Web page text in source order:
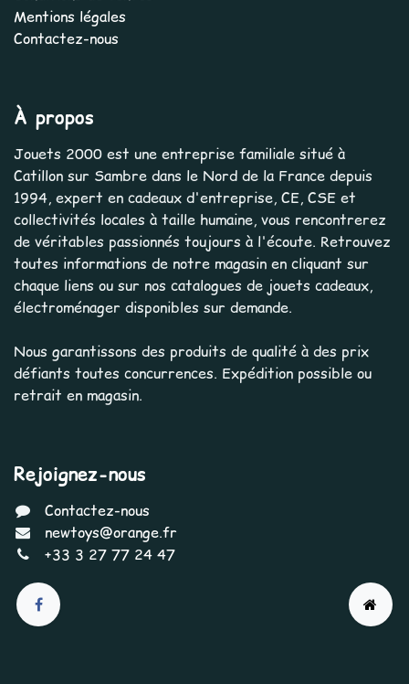
Mentions légales
Contactez-nous
À propos
Jouets 2000 est une entreprise familiale situé à
Catillon sur Sambre dans le Nord de la France depuis
1994, expert en cadeaux d'entreprise, CE, CSE et
collectivités locales à taille humaine, vous rencontrerez
de véritables passionnés toujours à l'écoute. Retrouvez
toutes informations de notre magasin en cliquant sur
chaque liens ou sur nos catalogues de jouets cadeaux,
électroménager disponibles sur demande.
Nous garantissons des produits de qualité à des prix
défiants toutes concurrences. Expédition possible ou
retrait en magasin.
Rejoignez-nous
Contactez-nous
newtoys@orange.fr
+33 3 27 77 24 47